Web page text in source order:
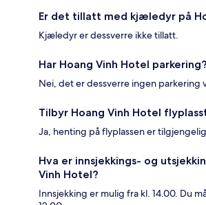
Er det tillatt med kjæledyr på
Kjæledyr er dessverre ikke tillatt.
Har Hoang Vinh Hotel parkering?
Nei, det er dessverre ingen parkering
Tilbyr Hoang Vinh Hotel
Ja, henting på flyplassen er
Hva er innsjekkings- og
Vinh Hotel?
Innsjekking er mulig fra kl. 14.00. Du